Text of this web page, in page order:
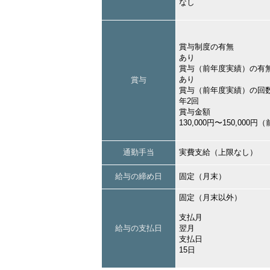
なし
賞与
賞与制度の有無
あり
賞与（前年度実績）の有
あり
賞与（前年度実績）の回
年2回
賞与金額
130,000円〜150,000円（
通勤手当 実費支給（上限なし）
給与の締め日 固定（月末）
給与の支払日
固定（月末以外）
支払月
翌月
支払日
15日